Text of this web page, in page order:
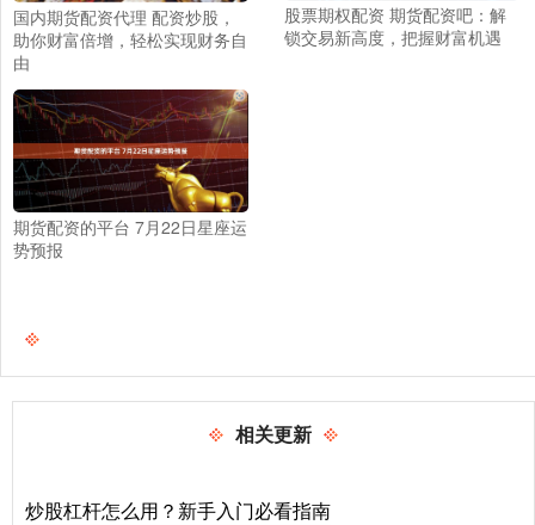
国内期货配资代理 配资炒股，
助你财富倍增，轻松实现财务自
由
股票期权配资 期货配资吧：解
锁交易新高度，把握财富机遇
期货配资的平台 7月22日星座运
势预报
相关更新
炒股杠杆怎么用？新手入门必看指南